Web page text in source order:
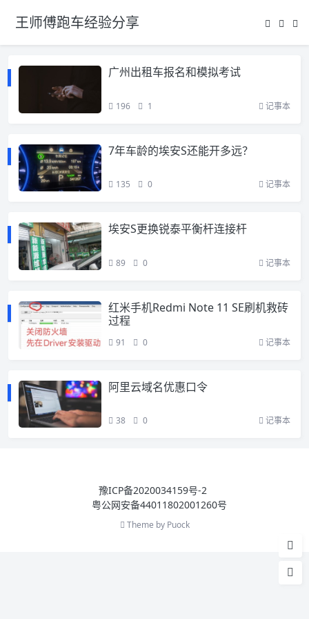
王师傅跑车经验分享
广州出租车报名和模拟考试
196 1 记事本
7年车龄的埃安S还能开多远？
135 0 记事本
埃安S更换锐泰平衡杆连接杆
89 0 记事本
红米手机Redmi Note 11 SE刷机救砖
过程
91 0 记事本
阿里云域名优惠口令
38 0 记事本
豫ICP备2020034159号-2
粤公网安备44011802001260号
Theme by Puock